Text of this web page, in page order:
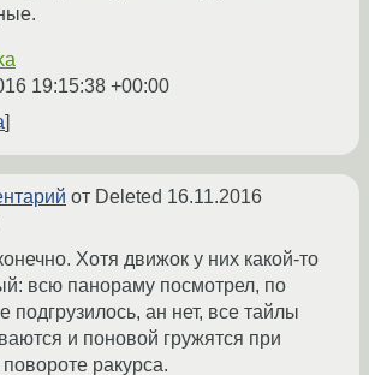
19:15:38 +00:00
от Deleted 16.11.2016
Хотя движок у них какой-то
всю панораму посмотрел, по
подгрузилось, ан нет, все тайлы
и поновой гружятся при
ракурса.